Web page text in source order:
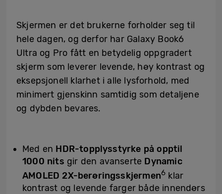
Skjermen er det brukerne forholder seg til
hele dagen, og derfor har Galaxy Book6
Ultra og Pro fått en betydelig oppgradert
skjerm som leverer levende, høy kontrast og
eksepsjonell klarhet i alle lysforhold, med
minimert gjenskinn samtidig som detaljene
og dybden bevares.
Med en HDR-topplysstyrke på opptil
1000 nits gir den avanserte Dynamic
AMOLED 2X-berøringsskjermen6 klar
kontrast og levende farger både innendørs